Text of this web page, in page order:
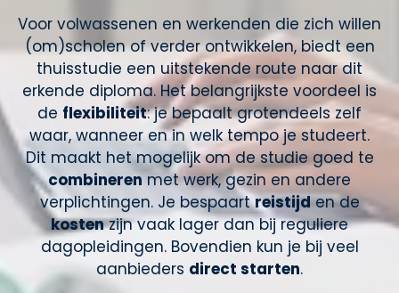
Voor volwassenen en werkenden die zich willen
(om)scholen of verder ontwikkelen, biedt een
thuisstudie een uitstekende route naar dit
erkende diploma. Het belangrijkste voordeel is
de flexibiliteit: je bepaalt grotendeels zelf
waar, wanneer en in welk tempo je studeert.
Dit maakt het mogelijk om de studie goed te
combinerenmet werk, gezin en andere
verplichtingen. Je bespaartreistijden de
kostenzijn vaak lager dan bij reguliere
dagopleidingen. Bovendien kun je bij veel
aanbieders direct starten.